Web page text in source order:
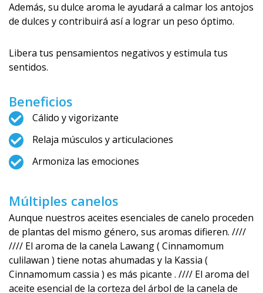
Además, su dulce aroma le ayudará a calmar los antojos
de dulces y contribuirá así a lograr un peso óptimo.
Libera tus pensamientos negativos y estimula tus
sentidos.
Beneficios
Cálido y vigorizante
Relaja músculos y articulaciones
Armoniza las emociones
Múltiples canelos
Aunque nuestros aceites esenciales de canelo proceden
de plantas del mismo género, sus aromas difieren. ////
//// El aroma de la canela Lawang ( Cinnamomum
culilawan ) tiene notas ahumadas y la Kassia (
Cinnamomum cassia ) es más picante . //// El aroma del
aceite esencial de la corteza del árbol de la canela de